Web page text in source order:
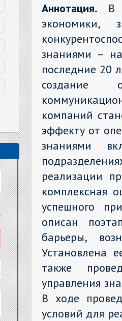
Аннотация. В
экономики,
знаниями –
последние 20
создание
компаний
эффекту от
знаниями
реализации
комплексная
успешного
описан
барьеры,
Установлена
также
управления
В ходе
условий для